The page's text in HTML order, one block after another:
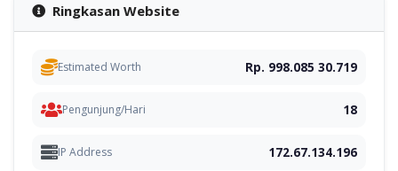
Ringkasan Website
Estimated Worth Rp. 998.085 30.719
Pengunjung/Hari 18
IP Address 172.67.134.196